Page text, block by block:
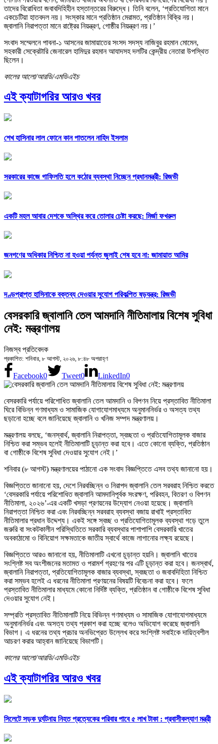
তাদের বিরোধিতা জবাবদিহিহীন হস্তান্তরের বিরুদ্ধে। তিনি বলেন, ‘প্রতিযোগিতা মানে
একচেটিয়া হাতবদল নয়। সংস্কার মানে প্রতিষ্ঠান মেরামত, প্রতিষ্ঠান বিক্রি নয়।
জ্বালানি নিরাপত্তা মানে রাষ্ট্রের নিয়ন্ত্রণ, গোষ্ঠীর নিয়ন্ত্রণ নয়।’
সংবাদ সম্মেলনে পাবনা-১ আসনের জামায়াতের সংসদ সদস্য নাজিবুর রহমান মোমেন,
সহকারী সেক্রেটারি জেনারেল হামিদুর রহমান আযাদসহ দলটির কেন্দ্রীয় নেতারা উপস্থিত
ছিলেন।
কালের আলো/আরডি/এমডিএইচ
এই ক্যাটাগরির আরও খবর
শেখ হাসিনার লাল ফোনে কান পাতলেন নাহিদ ইসলাম
সরকারের কাজে গাফিলতি হলে কঠোর ব্যবস্থা নিচ্ছেন প্রধানমন্ত্রী: রিজভী
একটি মহল আবার দেশকে অস্থির করে তোলার চেষ্টা করছে: মির্জা ফখরুল
জনগণের অধিকার নিশ্চিত না হওয়া পর্যন্ত জুলাই শেষ হবে না: জামায়াত আমির
দণ্ডপ্রাপ্ত হাসিনাকে বক্তব্য দেওয়ার সুযোগ পরিকল্পিত ষড়যন্ত্র: রিজভী
বেসরকারি জ্বালানি তেল আমদানি নীতিমালায় বিশেষ সুবিধা
নেই: মন্ত্রণালয়
নিজস্ব প্রতিবেদক
প্রকাশিত: শনিবার, ৮ আগস্ট, ২০২৬, ৮:৪৮ অপরাহ্ণ
Facebook0 Tweet0 LinkedIn0
বেসরকারি পর্যায়ে পরিশোধিত জ্বালানি তেল আমদানি ও বিপণন নিয়ে প্রস্তাবিত নীতিমালা
ঘিরে বিভিন্ন গণমাধ্যম ও সামাজিক যোগাযোগমাধ্যমে অনুমাননির্ভর ও অসত্য তথ্য
ছড়ানো হচ্ছে বলে জানিয়েছে জ্বালানি ও খনিজ সম্পদ মন্ত্রণালয়।
মন্ত্রণালয় বলছে, ‘জনস্বার্থ, জ্বালানি নিরাপত্তা, স্বচ্ছতা ও প্রতিযোগিতামূলক বাজার
নিশ্চিত করা সম্ভব হলেই নীতিমালাটি চূড়ান্ত করা হবে। এতে কোনো ব্যক্তি, প্রতিষ্ঠান
বা গোষ্ঠীকে বিশেষ সুবিধা দেওয়ার সুযোগ নেই।’
শনিবার (৮ আগস্ট) মন্ত্রণালয়ের পাঠানো এক সংবাদ বিজ্ঞপ্তিতে এসব তথ্য জানানো হয়।
বিজ্ঞপ্তিতে জানানো হয়, দেশে নিরবচ্ছিন্ন ও নিরাপদ জ্বালানি তেল সরবরাহ নিশ্চিত করতে
‘বেসরকারি পর্যায়ে পরিশোধিত জ্বালানি আমদানিপূর্বক সংরক্ষণ, পরিবহন, বিতরণ ও বিপণন
নীতিমালা, ২০২৬’-এর একটি খসড়া প্রণয়নের উদ্যোগ নেওয়া হয়েছে। জ্বালানি
নিরাপত্তা নিশ্চিত করা এবং নিরবচ্ছিন্ন সরবরাহ ব্যবস্থা বজায় রাখাই প্রস্তাবিত
নীতিমালার প্রধান উদ্দেশ্য। একই সঙ্গে স্বচ্ছ ও প্রতিযোগিতামূলক ব্যবস্থা গড়ে তুলে
জরুরি বা সংকটকালীন পরিস্থিতিতে সরকারি ব্যবস্থার পাশাপাশি বেসরকারি খাতের
অবকাঠামো ও বিনিয়োগ সক্ষমতাকে জাতীয় স্বার্থে কাজে লাগানোর লক্ষ্য রয়েছে।
বিজ্ঞপ্তিতে আরও জানানো হয়, নীতিমালাটি এখনো চূড়ান্ত হয়নি। জ্বালানি খাতের
সংশ্লিষ্ট সব অংশীজনের মতামত ও পরামর্শ গ্রহণের পর এটি চূড়ান্ত করা হবে। জনস্বার্থ,
জ্বালানি নিরাপত্তা, প্রতিযোগিতামূলক বাজার ব্যবস্থা, স্বচ্ছতা ও জবাবদিহিতা নিশ্চিত
করা সম্ভব হলেই এ ধরনের নীতিমালা প্রণয়নের বিষয়টি বিবেচনা করা হবে। ফলে
প্রস্তাবিত নীতিমালার মাধ্যমে কোনো নির্দিষ্ট ব্যক্তি, প্রতিষ্ঠান বা গোষ্ঠীকে বিশেষ সুবিধা
দেওয়ার সুযোগ নেই।
সম্প্রতি প্রস্তাবিত নীতিমালাটি নিয়ে বিভিন্ন গণমাধ্যম ও সামাজিক যোগাযোগমাধ্যমে
অনুমাননির্ভর এবং অসত্য তথ্য প্রকাশ করা হচ্ছে বলেও অভিযোগ করেছে জ্বালানি
বিভাগ। এ ধরনের তথ্য প্রচার অনভিপ্রেত উল্লেখ করে সংশ্লিষ্ট সবাইকে দায়িত্বশীল
আচরণ করার আহ্বান জানিয়েছে বিভাগটি।
কালের আলো/আরডি/এমডিএইচ
এই ক্যাটাগরির আরও খবর
সিলেটে সড়ক দুর্ঘটনায় নিহত প্রত্যেকের পরিবার পাবে ৫ লাখ টাকা : প্রবাসীকল্যাণ মন্ত্রী